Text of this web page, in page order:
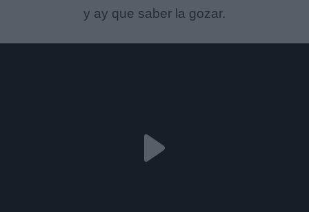
y ay que saber la gozar.